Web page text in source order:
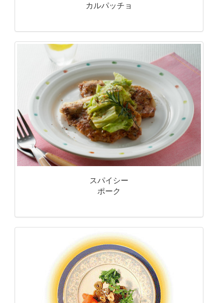
カルパッチョ
スパイシー
ポーク